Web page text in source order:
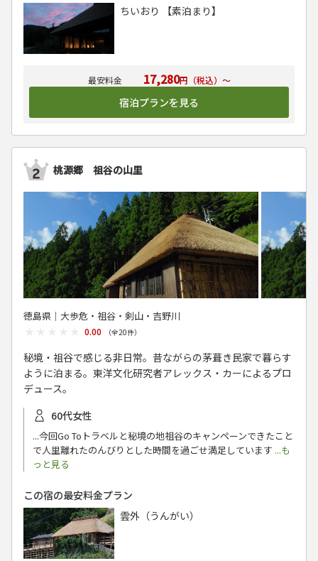
17,280円（税込）～
宿泊プランを見る
ちいおり 【素泊まり】
桃源郷 祖谷の山里
徳島県│大歩危・祖谷・剣山・吉野川
0.00 （全20件）
秘境・祖谷で感じる非日常。昔ながらの茅葺き民家で暮らす
ように泊まる。東洋文化研究者アレックス・カーによるプロ
デュース。
60代女性
...今回Go Toトラベルと秘境の地祖谷のキャンペーンできたこと
で人里離れたのんびりとした時間を過ごせ満足しています ...も
っと見る
この宿の最安料金プラン
雲外（うんがい）